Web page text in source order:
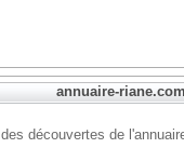
annuaire-
découvertes de